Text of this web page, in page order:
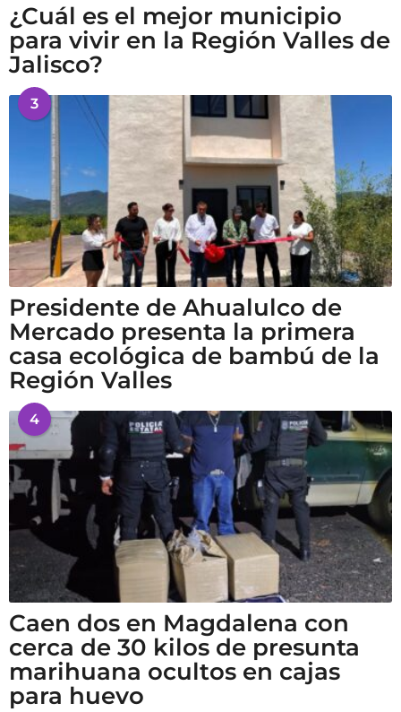
¿Cuál es el mejor municipio
para vivir en la Región Valles de
Jalisco?
3
Presidente de Ahualulco de
Mercado presenta la primera
casa ecológica de bambú de la
Región Valles
4
Caen dos en Magdalena con
cerca de 30 kilos de presunta
marihuana ocultos en cajas
para huevo